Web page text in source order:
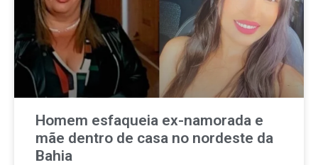
Homem esfaqueia ex-namorada e
mãe dentro de casa no nordeste da
Bahia